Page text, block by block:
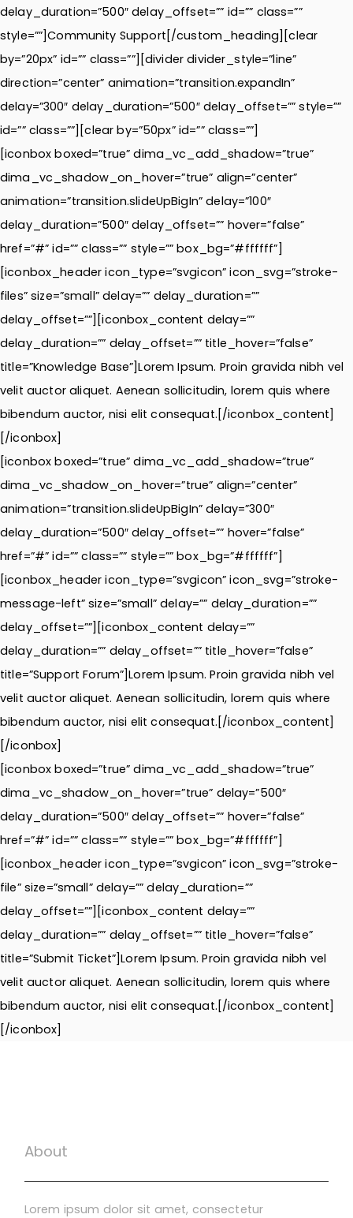
delay_duration=”500″ delay_offset=”” id=”” class=””
style=””]Community Support[/custom_heading][clear
by=”20px” id=”” class=””][divider divider_style=”line”
direction=”center” animation=”transition.expandIn”
delay=”300″ delay_duration=”500″ delay_offset=”” style=””
id=”” class=””][clear by=”50px” id=”” class=””]
[iconbox boxed=”true” dima_vc_add_shadow=”true”
dima_vc_shadow_on_hover=”true” align=”center”
animation=”transition.slideUpBigIn” delay=”100″
delay_duration=”500″ delay_offset=”” hover=”false”
href=”#” id=”” class=”” style=”” box_bg=”#ffffff”]
[iconbox_header icon_type=”svgicon” icon_svg=”stroke-
files” size=”small” delay=”” delay_duration=””
delay_offset=””][iconbox_content delay=””
delay_duration=”” delay_offset=”” title_hover=”false”
title=”Knowledge Base”]Lorem Ipsum. Proin gravida nibh vel
velit auctor aliquet. Aenean sollicitudin, lorem quis where
bibendum auctor, nisi elit consequat.[/iconbox_content]
[/iconbox]
[iconbox boxed=”true” dima_vc_add_shadow=”true”
dima_vc_shadow_on_hover=”true” align=”center”
animation=”transition.slideUpBigIn” delay=”300″
delay_duration=”500″ delay_offset=”” hover=”false”
href=”#” id=”” class=”” style=”” box_bg=”#ffffff”]
[iconbox_header icon_type=”svgicon” icon_svg=”stroke-
message-left” size=”small” delay=”” delay_duration=””
delay_offset=””][iconbox_content delay=””
delay_duration=”” delay_offset=”” title_hover=”false”
title=”Support Forum”]Lorem Ipsum. Proin gravida nibh vel
velit auctor aliquet. Aenean sollicitudin, lorem quis where
bibendum auctor, nisi elit consequat.[/iconbox_content]
[/iconbox]
[iconbox boxed=”true” dima_vc_add_shadow=”true”
dima_vc_shadow_on_hover=”true” delay=”500″
delay_duration=”500″ delay_offset=”” hover=”false”
href=”#” id=”” class=”” style=”” box_bg=”#ffffff”]
[iconbox_header icon_type=”svgicon” icon_svg=”stroke-
file” size=”small” delay=”” delay_duration=””
delay_offset=””][iconbox_content delay=””
delay_duration=”” delay_offset=”” title_hover=”false”
title=”Submit Ticket”]Lorem Ipsum. Proin gravida nibh vel
velit auctor aliquet. Aenean sollicitudin, lorem quis where
bibendum auctor, nisi elit consequat.[/iconbox_content]
[/iconbox]
About
Lorem ipsum dolor sit amet, consectetur